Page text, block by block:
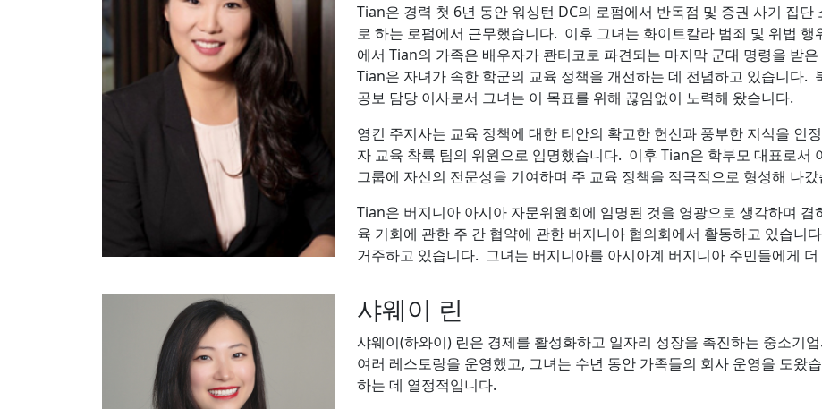
Tian은 경력 첫 6년 동안 워싱턴 DC의 로펌에서 반독점 및 증권 사기 집
로 하는 로펌에서 근무했습니다. 이후 그녀는 화이트칼라 범죄 및 위법
에서 Tian의 가족은 배우자가 콴티코로 파견되는 마지막 군대 명령을 받
Tian은 자녀가 속한 학군의 교육 정책을 개선하는 데 전념하고 있습니다.
공보 담당 이사로서 그녀는 이 목표를 위해 끊임없이 노력해 왔습니다.
영킨 주지사는 교육 정책에 대한 티안의 확고한 헌신과 풍부한 지식을 인
자 교육 착륙 팀의 위원으로 임명했습니다. 이후 Tian은 학부모 대표로서
그룹에 자신의 전문성을 기여하며 주 교육 정책을 적극적으로 형성해 나갔
Tian은 버지니아 아시아 자문위원회에 임명된 것을 영광으로 생각하며
육 기회에 관한 주 간 협약에 관한 버지니아 협의회에서 활동하고 있습니
거주하고 있습니다. 그녀는 버지니아를 아시아계 버지니아 주민들에게
샤웨이 린
샤웨이(하와이) 린은 경제를 활성화하고 일자리 성장을 촉진하는 중소기
여러 레스토랑을 운영했고, 그녀는 수년 동안 가족들의 회사 운영을 도왔
하는 데 열정적입니다.